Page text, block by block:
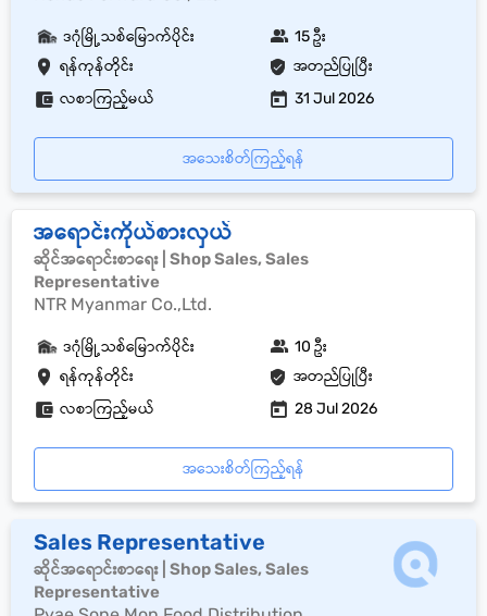
ရန်ကုန်တိုင်း အတည်ပြုပြီး
ဒဂုံမြို့သစ်မြောက်ပိုင်း 15 ဦး
လစာကြည့်မယ် 31 Jul 2026
အသေးစိတ်ကြည့်ရန်
အရောင်းကိုယ်စားလှယ်
ဆိုင်အရောင်းစာရေး | Shop Sales, Sales
Representative
NTR Myanmar Co.,Ltd.
ရန်ကုန်တိုင်း အတည်ပြုပြီး
ဒဂုံမြို့သစ်မြောက်ပိုင်း 10 ဦး
လစာကြည့်မယ် 28 Jul 2026
အသေးစိတ်ကြည့်ရန်
Sales Representative
ဆိုင်အရောင်းစာရေး | Shop Sales, Sales
Representative